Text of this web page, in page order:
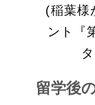
(稲葉様
ント『
留学後